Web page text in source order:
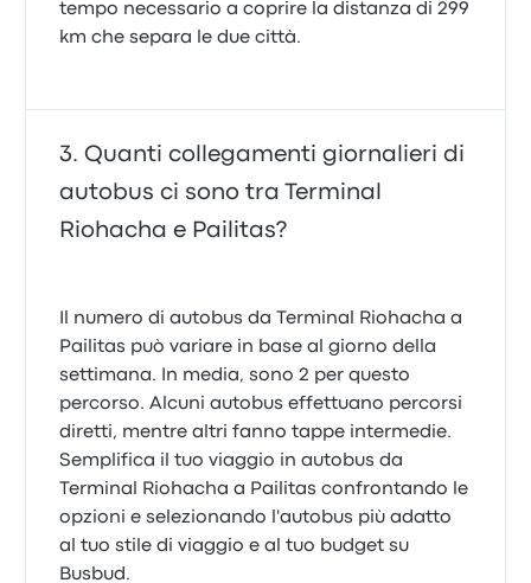
tempo necessario a coprire la distanza di 299
km che separa le due città.
Quanti collegamenti giornalieri di
autobus ci sono tra Terminal
Riohacha e Pailitas?
Il numero di autobus da Terminal Riohacha a
Pailitas può variare in base al giorno della
settimana. In media, sono 2 per questo
percorso. Alcuni autobus effettuano percorsi
diretti, mentre altri fanno tappe intermedie.
Semplifica il tuo viaggio in autobus da
Terminal Riohacha a Pailitas confrontando le
opzioni e selezionando l'autobus più adatto
al tuo stile di viaggio e al tuo budget su
Busbud.